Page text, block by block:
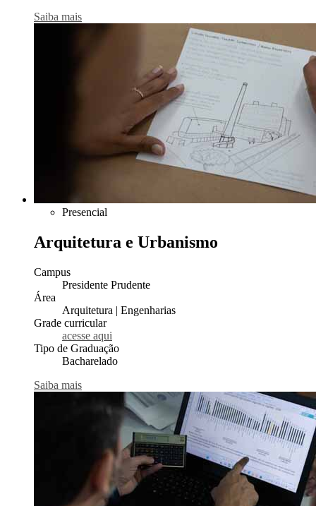
Saiba mais
Presencial
Arquitetura e Urbanismo
Campus
Presidente Prudente
Área
Arquitetura | Engenharias
Grade curricular
acesse aqui
Tipo de Graduação
Bacharelado
Saiba mais